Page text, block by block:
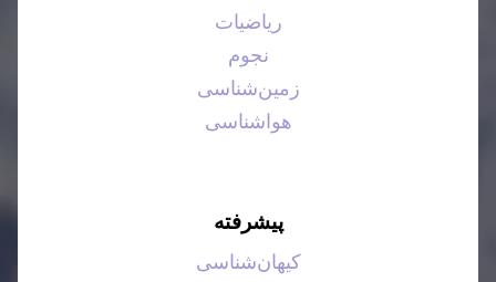
ریاضیات
نجوم
زمین‌شناسی
هواشناسی
پیشرفته
کیهان‌شناسی